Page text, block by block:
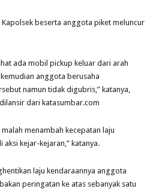
beserta anggota piket meluncur
ada mobil pickup keluar dari arah
anggota berusaha
namun tidak digubris,” katanya,
dari katasumbar.com
menambah kecepatan laju
aksi kejar-kejaran,” katanya.
laju kendaraannya anggota
peringatan ke atas sebanyak satu